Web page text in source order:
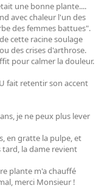
une bonne plante....
avec chaleur l'un des
des femmes battues".
cette racine soulage
des crises d'arthrose.
pour calmer la douleur.
fait retentir son accent
je ne peux plus lever
en gratte la pulpe, et
tard, la dame revient
plante m'a chauffé
merci Monsieur !